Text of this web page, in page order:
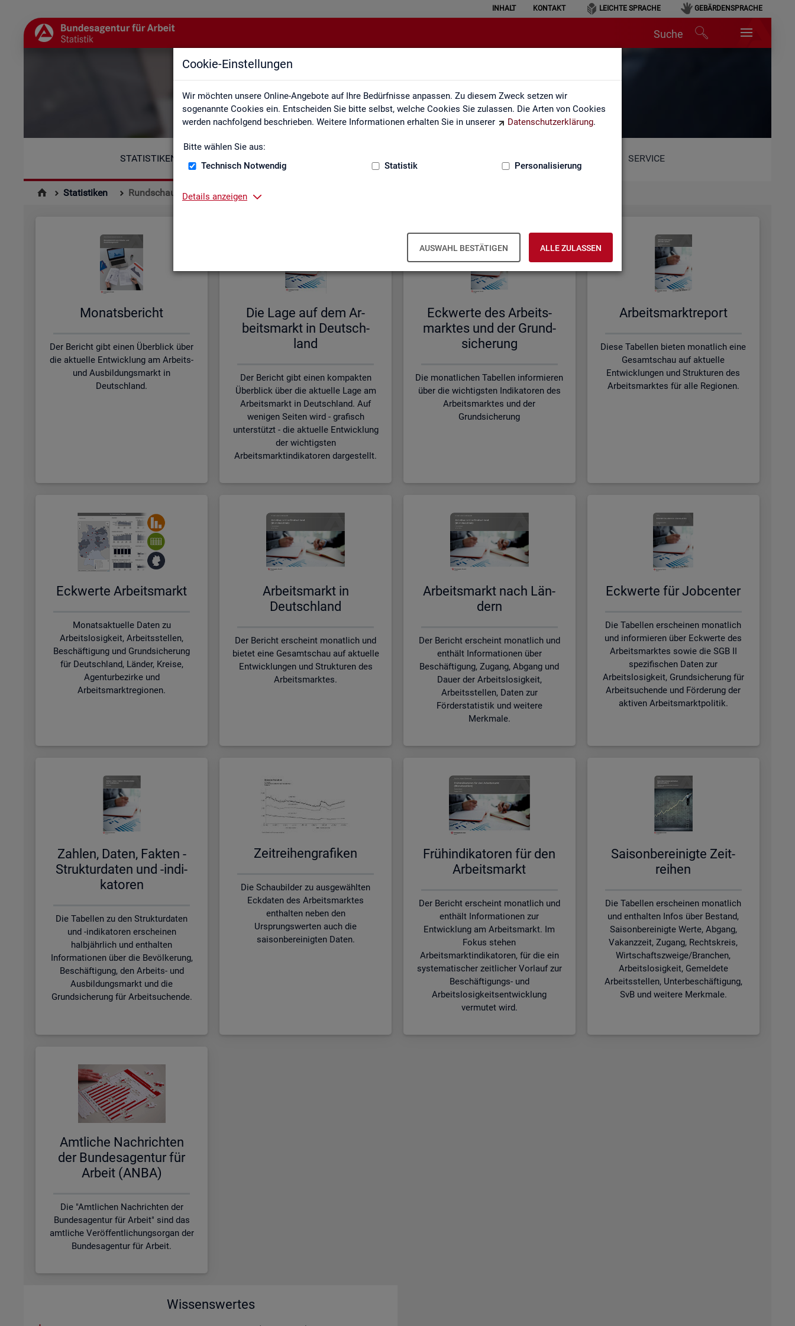
Cookie-Einstellungen
Wir möchten unsere Online-Angebote auf Ihre Bedürfnisse anpassen. Zu diesem Zweck setzen wir
sogenannte Cookies ein. Entscheiden Sie bitte selbst, welche Cookies Sie zulassen. Die Arten von Cookies
werden nachfolgend beschrieben. Weitere Informationen erhalten Sie in unserer
Datenschutzerklärung.
Bitte wählen Sie aus:
Technisch Notwendig
Statistik Personalisierung
Details anzeigen
AUSWAHL BESTÄTIGEN ALLE ZULASSEN
INHALT KONTAKT LEICHTE SPRACHE GEBÄRDENSPRACHE
Suche
Rundschau Arbeitsmarkt
STATISTIKEN SERVICE
Statistiken Rundschau Arbeitsmarkt
Mo­nats­be­richt
Der Bericht gibt einen Überblick über
die aktuelle Entwicklung am Arbeits-
und Ausbildungsmarkt in
Deutschland.
Die Lage auf dem Ar­
beits­markt in Deutsch­
land
Der Bericht gibt einen kompakten
Überblick über die aktuelle Lage am
Arbeitsmarkt in Deutschland. Auf
wenigen Seiten wird - grafisch
unterstützt - die aktuelle Entwicklung
der wichtigsten
Arbeitsmarktindikatoren dargestellt.
Eck­wer­te des Ar­beits­
mark­tes und der Grund­
si­che­rung
Die monatlichen Tabellen informieren
über die wichtigsten Indikatoren des
Arbeitsmarktes und der
Grundsicherung
Ar­beits­markt­re­port
Diese Tabellen bieten monatlich eine
Gesamtschau auf aktuelle
Entwicklungen und Strukturen des
Arbeitsmarktes für alle Regionen.
Eck­wer­te Ar­beits­markt
Monatsaktuelle Daten zu
Arbeitslosigkeit, Arbeitsstellen,
Beschäftigung und Grundsicherung
für Deutschland, Länder, Kreise,
Agenturbezirke und
Arbeitsmarktregionen.
Ar­beits­markt in
Deutsch­land
Der Bericht erscheint monatlich und
bietet eine Gesamtschau auf aktuelle
Entwicklungen und Strukturen des
Arbeitsmarktes.
Ar­beits­markt nach Län­
dern
Der Bericht erscheint monatlich und
enthält Informationen über
Beschäftigung, Zugang, Abgang und
Dauer der Arbeitslosigkeit,
Arbeitsstellen, Daten zur
Förderstatistik und weitere
Merkmale.
Eck­wer­te für Job­cen­ter
Die Tabellen erscheinen monatlich
und informieren über Eckwerte des
Arbeitsmarktes sowie die SGB II
spezifischen Daten zur
Arbeitslosigkeit, Grundsicherung für
Arbeitsuchende und Förderung der
aktiven Arbeitsmarktpolitik.
Zah­len, Daten, Fak­ten -
Struk­tur­da­ten und -in­di­
ka­to­ren
Die Tabellen zu den Strukturdaten
und -indikatoren erscheinen
halbjährlich und enthalten
Informationen über die Bevölkerung,
Beschäftigung, den Arbeits- und
Ausbildungsmarkt und die
Grundsicherung für Arbeitsuchende.
Zeit­rei­hen­gra­fi­ken
Die Schaubilder zu ausgewählten
Eckdaten des Arbeitsmarktes
enthalten neben den
Ursprungswerten auch die
saisonbereinigten Daten.
Früh­in­di­ka­to­ren für den
Ar­beits­markt
Der Bericht erscheint monatlich und
enthält Informationen zur
Entwicklung am Arbeitsmarkt. Im
Fokus stehen
Arbeitsmarktindikatoren, für die ein
systematischer zeitlicher Vorlauf zur
Beschäftigungs- und
Arbeitslosigkeitsentwicklung
vermutet wird.
Sai­son­be­rei­nig­te Zeit­
rei­hen
Die Tabellen erscheinen monatlich
und enthalten Infos über Bestand,
Saisonbereinigte Werte, Abgang,
Vakanzzeit, Zugang, Rechtskreis,
Wirtschaftszweige/Branchen,
Arbeitslosigkeit, Gemeldete
Arbeitsstellen, Unterbeschäftigung,
SvB und weitere Merkmale.
Amt­li­che Nach­rich­ten
der Bun­des­agen­tur für
Ar­beit (ANBA)
Die "Amtlichen Nachrichten der
Bundesagentur für Arbeit" sind das
amtliche Veröffentlichungsorgan der
Bundesagentur für Arbeit.
Wissenswertes